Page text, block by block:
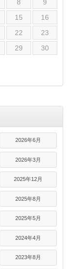
8
9
15
16
22
23
29
30
2026年6月
2026年3月
2025年12月
2025年8月
2025年5月
2024年4月
2023年8月